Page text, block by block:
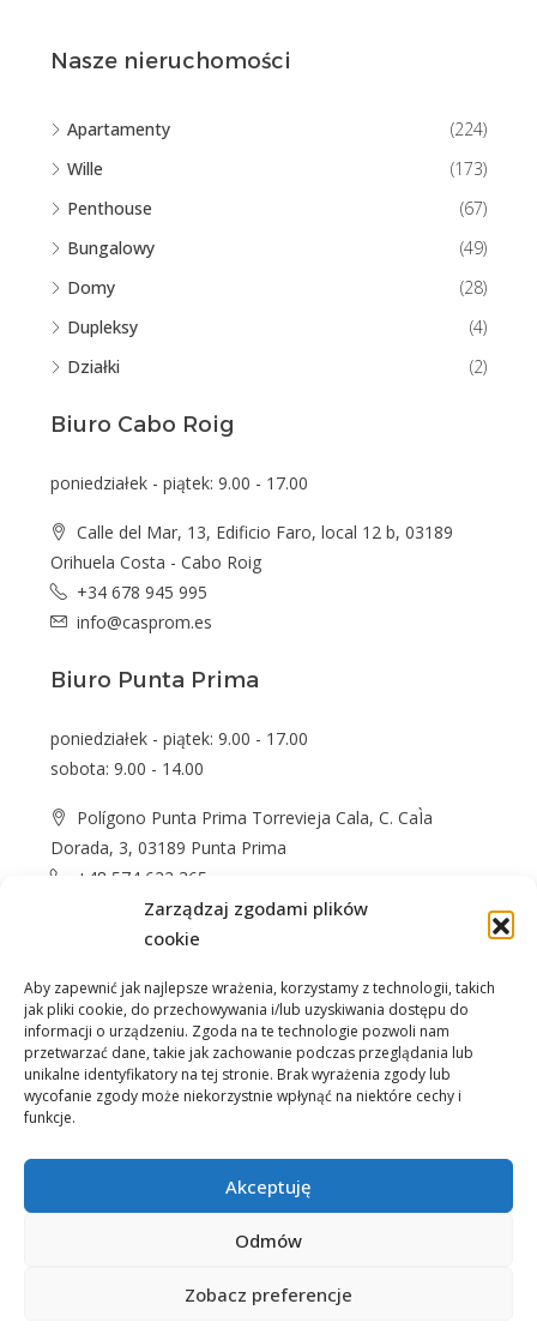
Zarządzaj zgodami plików
cookie
Aby zapewnić jak najlepsze wrażenia, korzystamy z technologii, takich
jak pliki cookie, do przechowywania i/lub uzyskiwania dostępu do
informacji o urządzeniu. Zgoda na te technologie pozwoli nam
przetwarzać dane, takie jak zachowanie podczas przeglądania lub
unikalne identyfikatory na tej stronie. Brak wyrażenia zgody lub
wycofanie zgody może niekorzystnie wpłynąć na niektóre cechy i
funkcje.
Akceptuję
Odmów
Zobacz preferencje
Nasze nieruchomości
Apartamenty
(224)
Wille
(173)
Penthouse
(67)
Bungalowy
(49)
Domy
(28)
Dupleksy
(4)
Działki
(2)
Biuro Cabo Roig
poniedziałek - piątek: 9.00 - 17.00
Calle del Mar, 13, Edificio Faro, local 12 b, 03189
Orihuela Costa - Cabo Roig
+34 678 945 995
info@casprom.es
Biuro Punta Prima
poniedziałek - piątek: 9.00 - 17.00
sobota: 9.00 - 14.00
Polígono Punta Prima Torrevieja Cala, C. CaÌa
Dorada, 3, 03189 Punta Prima
+48 574 622 365
info@casprom.es
Nieruchomości O Nas Jak kupić Okolica